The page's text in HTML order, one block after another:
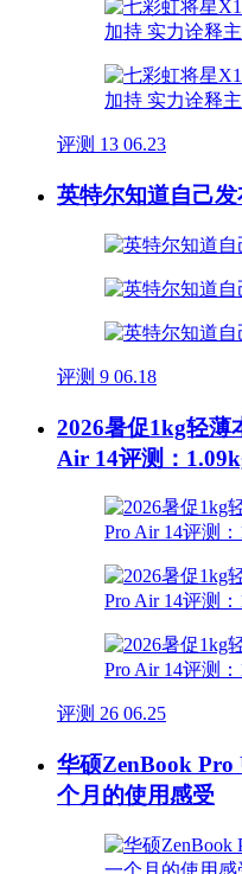
评测 13 06.23
英特尔知道自己
评测 9 06.18
2026暑促1kg轻薄
Air 14评测：
评测 26 06.25
华硕ZenBook Pro
个月的使用感受